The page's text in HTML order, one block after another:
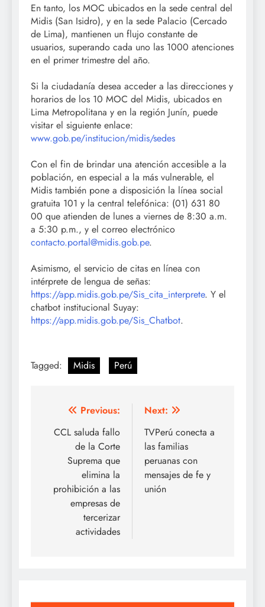
En tanto, los MOC ubicados en la sede central del
Midis (San Isidro), y en la sede Palacio (Cercado
de Lima), mantienen un flujo constante de
usuarios, superando cada uno las 1000 atenciones
en el primer trimestre del año.
Si la ciudadanía desea acceder a las direcciones y
horarios de los 10 MOC del Midis, ubicados en
Lima Metropolitana y en la región Junín, puede
visitar el siguiente enlace:
www.gob.pe/institucion/midis/sedes
Con el fin de brindar una atención accesible a la
población, en especial a la más vulnerable, el
Midis también pone a disposición la línea social
gratuita 101 y la central telefónica: (01) 631 80
00 que atienden de lunes a viernes de 8:30 a.m.
a 5:30 p.m., y el correo electrónico
contacto.portal@midis.gob.pe.
Asimismo, el servicio de citas en línea con
intérprete de lengua de señas:
https://app.midis.gob.pe/Sis_cita_interprete. Y el
chatbot institucional Suyay:
https://app.midis.gob.pe/Sis_Chatbot.
Tagged: Midis Perú
Post
navigation
Previous:
CCL saluda fallo
de la Corte
Suprema que
elimina la
prohibición a las
empresas de
tercerizar
actividades
Next:
TVPerú conecta a
las familias
peruanas con
mensajes de fe y
unión